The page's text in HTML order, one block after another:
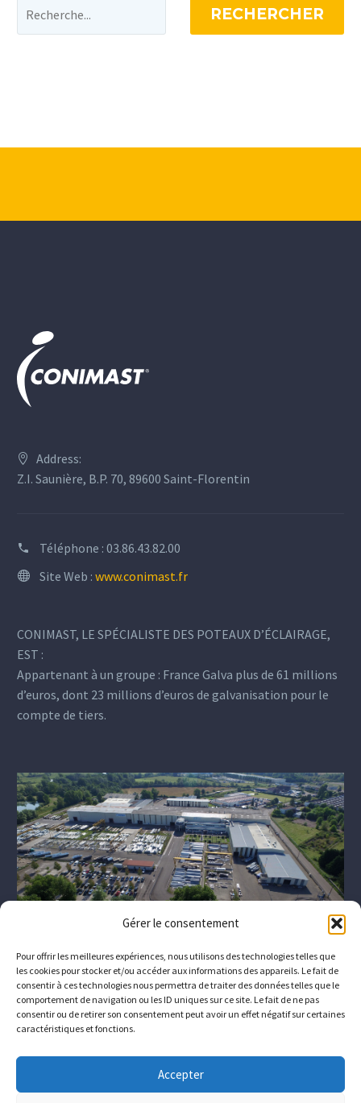
Gérer le consentement
Pour offrir les meilleures expériences, nous utilisons des technologies telles que
les cookies pour stocker et/ou accéder aux informations des appareils. Le fait de
consentir à ces technologies nous permettra de traiter des données telles que le
comportement de navigation ou les ID uniques sur ce site. Le fait de ne pas
consentir ou de retirer son consentement peut avoir un effet négatif sur certaines
caractéristiques et fonctions.
Accepter
RECHERCHER
Address:
Z.I. Saunière, B.P. 70, 89600 Saint-Florentin
Téléphone : 03.86.43.82.00
Site Web : www.conimast.fr
CONIMAST, LE SPÉCIALISTE DES POTEAUX D’ÉCLAIRAGE,
EST :
Appartenant à un groupe : France Galva plus de 61 millions
d’euros, dont 23 millions d’euros de galvanisation pour le
compte de tiers.
Nous rejoindre